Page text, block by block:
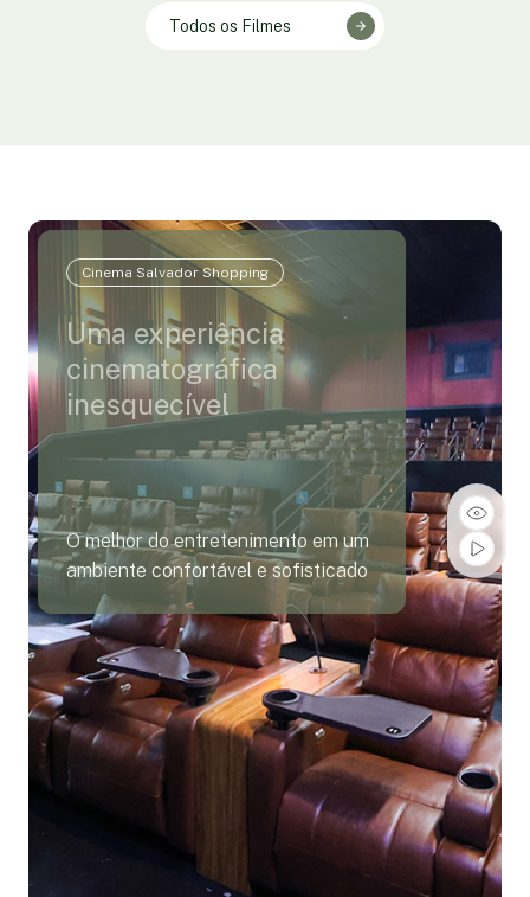
Todos os Filmes
Cinema Salvador Shopping
Uma experiência
cinematográfica
inesquecível
O melhor do entretenimento em um
ambiente confortável e sofisticado